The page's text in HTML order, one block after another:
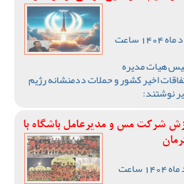
چهارشنبه 28 خرداد ماه 1404 ساعت
هیات مدیره
اخیر کشور و حملات ددمنشانه رژیم
نوشتند:
شرکت مس و مدیرعامل باشگاه با
سه‌شنبه 13 خرداد ماه 1404 ساعت